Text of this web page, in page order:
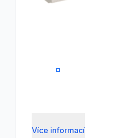
0
Více informací